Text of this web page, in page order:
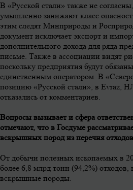
В «Русской стали» также не
умышленно занижают класс
этим следят Минприроды и
документ исключает экспорт и
дополнительного дохода для ряда
письме. Также в ассоциации видят
поскольку предприятия будут
единственным оператором. В
позицию «Русской стали», в Evraz,
отказались от комментариев.
Вопросы вызывает и сфера
отмечают, что в Госдуме
вскрышных пород из перечня
От добычи полезных ископаемых в
более 6,8 млрд тонн (94,2%)
вскрышные породы.